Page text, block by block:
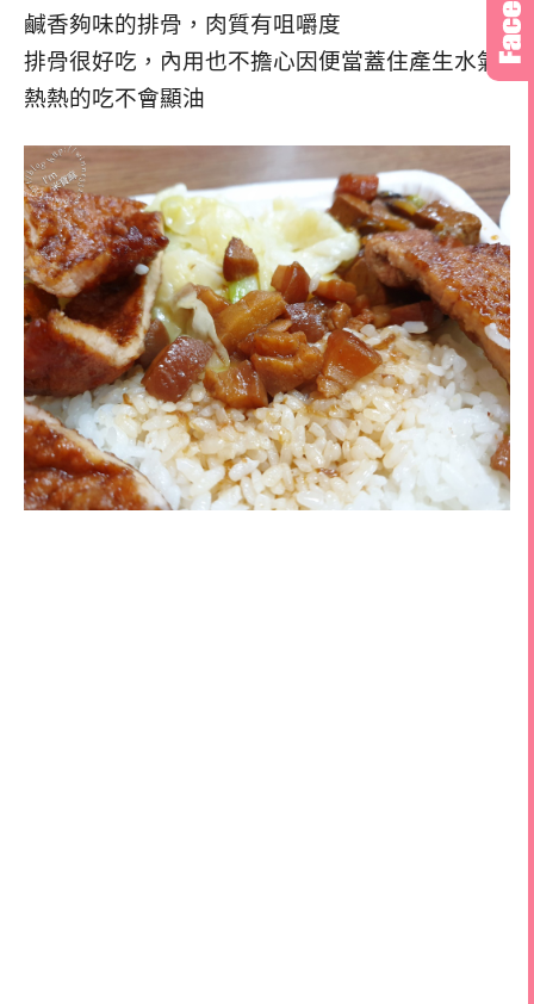
鹹香夠味的排骨，肉質有咀嚼度
排骨很好吃，內用也不擔心因便當蓋住產生水氣
熱熱的吃不會顯油